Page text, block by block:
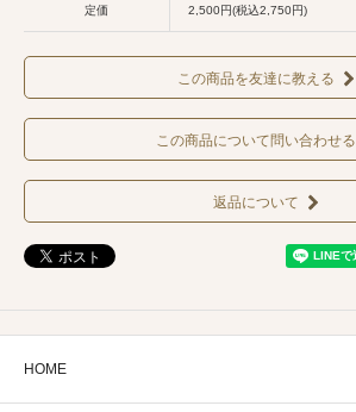
定価 2,500円(税込2,750円)
この商品を友達に教える
この商品について問い合わせる
返品について
HOME